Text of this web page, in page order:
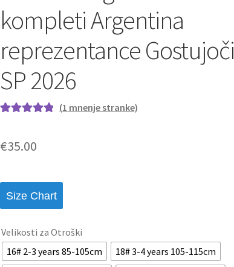
kompleti Argentina
reprezentance Gostujoči
SP 2026
podlagi ocene
(1 mnenje stranke)
€35.00
Size Chart
Velikosti za Otroški
16# 2-3 years 85-105cm
18# 3-4 years 105-115cm